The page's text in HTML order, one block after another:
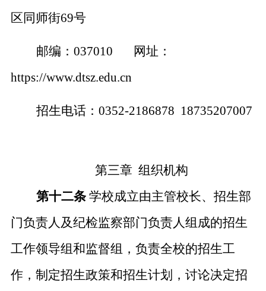
区 同师街69号
邮编： 037010
网址：
https://www.dtsz.edu.cn
招生电话： 0352-2186878 18735207007
第三章 组织机构
第十二条 学校成立由主管校长、招生部
门负责人及纪检监察部门负责人组成的招生
工作领导组和监督组，负责全校的招生工
作，制定招生政策和招生计划，讨论决定招